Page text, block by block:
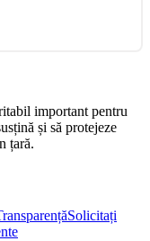
important pentru
și să protejeze
țară.
Solicitați